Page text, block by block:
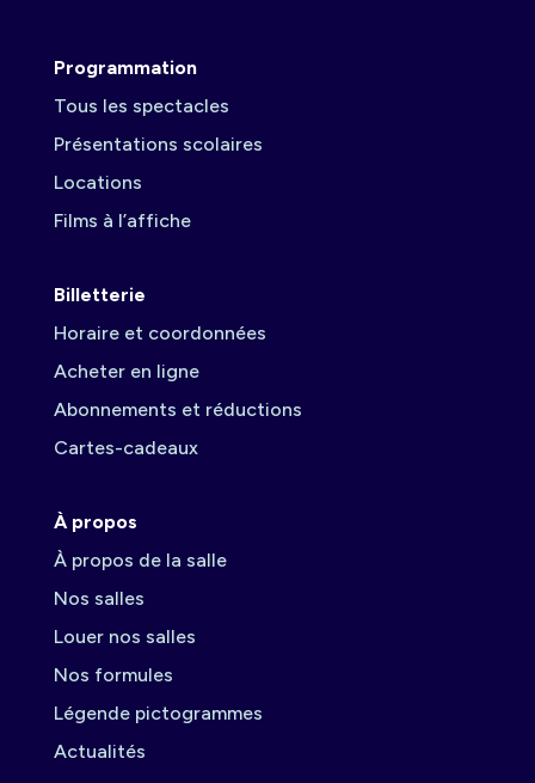
Programmation
Tous les spectacles
Présentations scolaires
Locations
Films à l’affiche
Billetterie
Horaire et coordonnées
Acheter en ligne
Abonnements et réductions
Cartes-cadeaux
À propos
À propos de la salle
Nos salles
Louer nos salles
Nos formules
Légende pictogrammes
Actualités